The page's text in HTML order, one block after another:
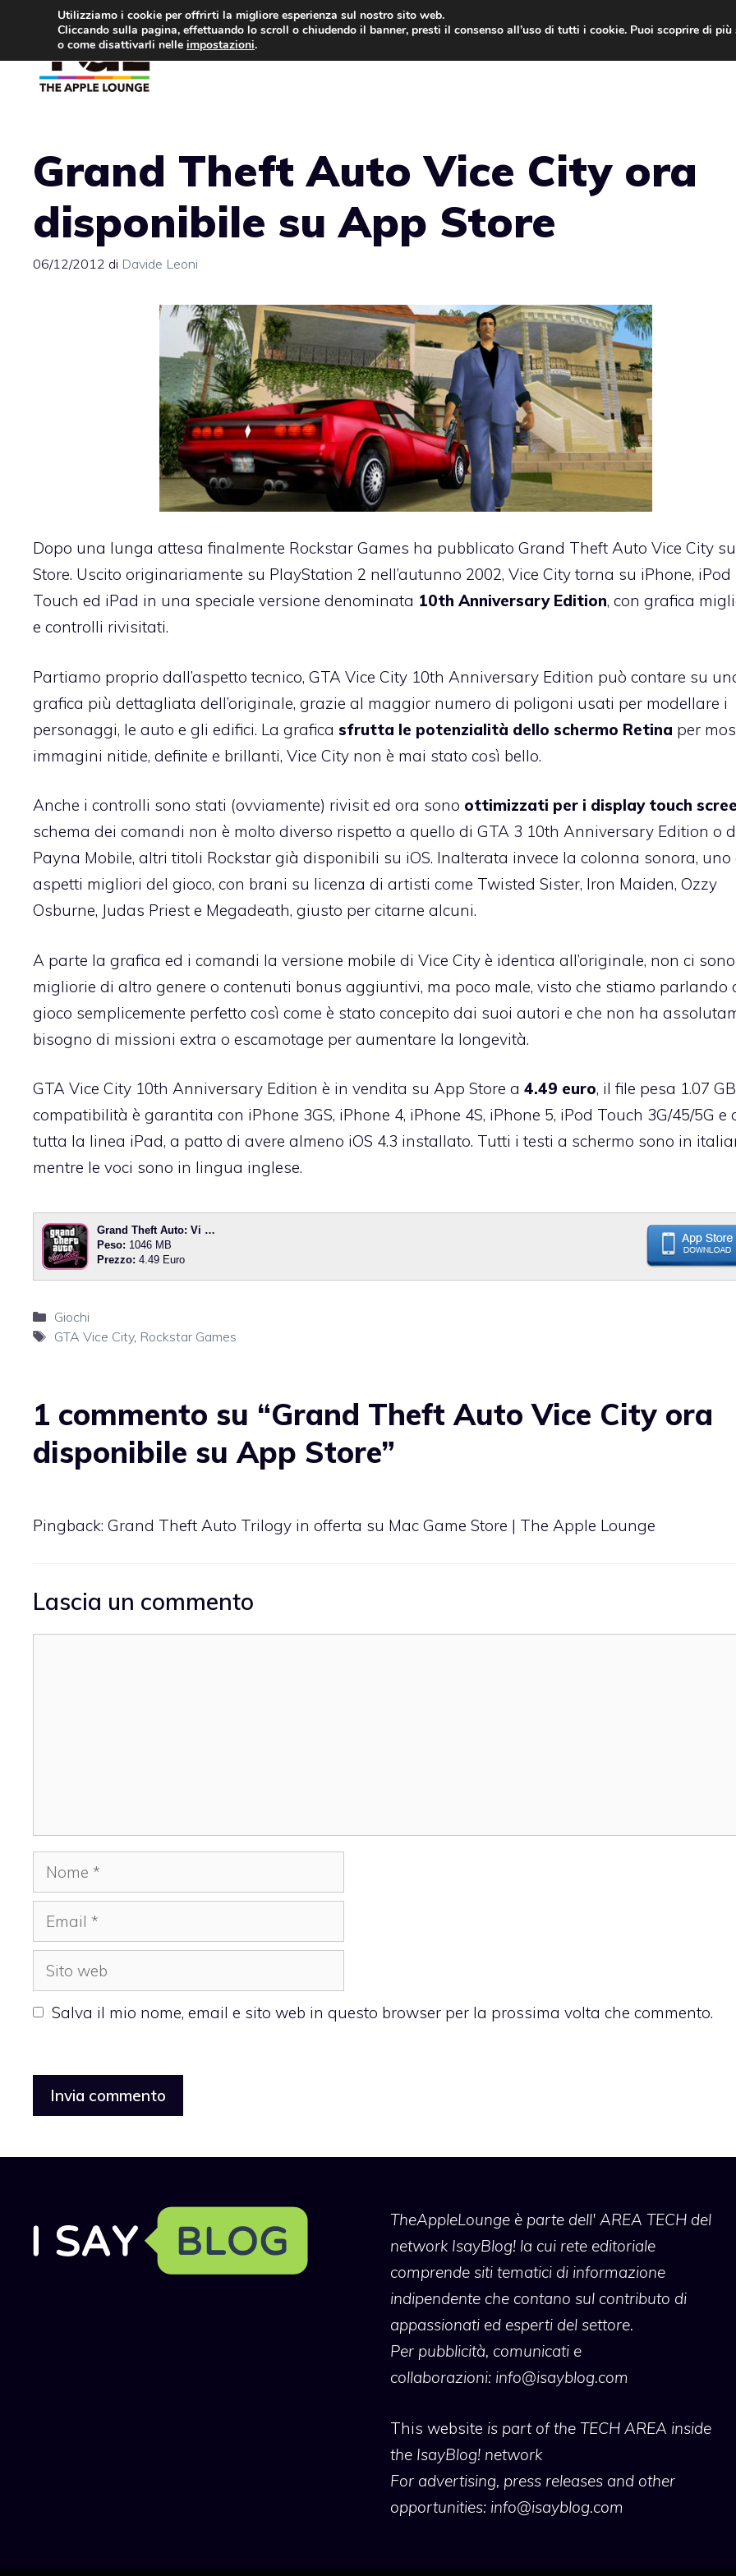
contenuto
Grand Theft Auto Vice City ora
disponibile su App Store
06/12/2012 di Davide Leoni
Dopo una lunga attesa finalmente Rockstar Games ha pubblicato Grand Theft Auto Vice City
Store. Uscito originariamente su PlayStation 2 nell’autunno 2002, Vice City torna su iPhone, iPod
Touch ed iPad in una speciale versione denominata 10th Anniversary Edition, con grafica
e controlli rivisitati.
Partiamo proprio dall’aspetto tecnico, GTA Vice City 10th Anniversary Edition può contare su
grafica più dettagliata dell’originale, grazie al maggior numero di poligoni usati per modellare i
personaggi, le auto e gli edifici. La grafica sfrutta le potenzialità dello schermo Retina per
immagini nitide, definite e brillanti, Vice City non è mai stato così bello.
Anche i controlli sono stati (ovviamente) rivisit ed ora sono ottimizzati per i display touch
schema dei comandi non è molto diverso rispetto a quello di GTA 3 10th Anniversary Edition o
Payna Mobile, altri titoli Rockstar già disponibili su iOS. Inalterata invece la colonna sonora, uno
aspetti migliori del gioco, con brani su licenza di artisti come Twisted Sister, Iron Maiden, Ozzy
Osburne, Judas Priest e Megadeath, giusto per citarne alcuni.
A parte la grafica ed i comandi la versione mobile di Vice City è identica all’originale, non ci sono
migliorie di altro genere o contenuti bonus aggiuntivi, ma poco male, visto che stiamo parlando
gioco semplicemente perfetto così come è stato concepito dai suoi autori e che non ha
bisogno di missioni extra o escamotage per aumentare la longevità.
GTA Vice City 10th Anniversary Edition è in vendita su App Store a 4.49 euro, il file pesa 1.07
compatibilità è garantita con iPhone 3GS, iPhone 4, iPhone 4S, iPhone 5, iPod Touch 3G/45/5G e
tutta la linea iPad, a patto di avere almeno iOS 4.3 installato. Tutti i testi a schermo sono in
mentre le voci sono in lingua inglese.
Grand Theft Auto: Vi …
Peso: 1046 MB
Prezzo: 4.49 Euro
Categorie
Giochi
Tag
GTA Vice City, Rockstar Games
1 commento su “Grand Theft Auto Vice City ora
disponibile su App Store”
Pingback: Grand Theft Auto Trilogy in offerta su Mac Game Store | The Apple Lounge
Lascia un commento
Nome
Email
Sito
web
Salva il mio nome, email e sito web in questo browser per la prossima volta che commento.
TheAppleLoungeè parte dell' AREA TECH del
network IsayBlog! la cui rete editoriale
comprende siti tematici di informazione
indipendente che contano sul contributo di
appassionati ed esperti del settore.
Per pubblicità, comunicati e
collaborazioni: info@isayblog.com
This website is part of the TECH AREA inside
the IsayBlog! network
For advertising, press releases and other
opportunities: info@isayblog.com
Utilizziamo i cookie per offrirti la migliore esperienza sul nostro sito web.
Cliccando sulla pagina, effettuando lo scroll o chiudendo il banner, presti il consenso all’uso di tutti i cookie. Puoi scoprire di
o come disattivarli nelle impostazioni.